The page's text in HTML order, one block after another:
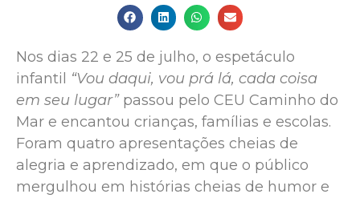
Nos dias 22 e 25 de julho, o espetáculo
infantil “Vou daqui, vou prá lá, cada coisa
em seu lugar”passou pelo CEU Caminho do
Mar e encantou crianças, famílias e escolas.
Foram quatro apresentações cheias de
alegria e aprendizado, em que o público
mergulhou em histórias cheias de humor e